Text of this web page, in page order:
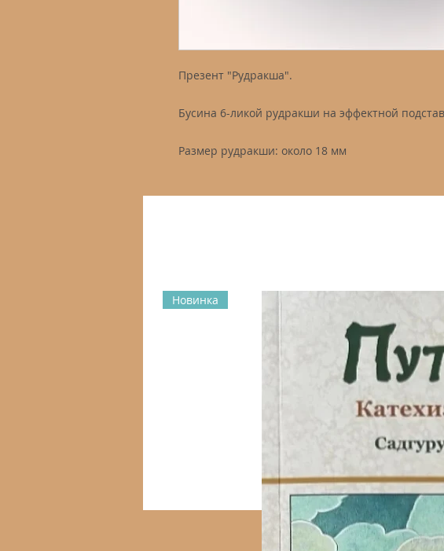
Презент "Рудракша".
Бусина 6-ликой рудракши на эффектной
Размер рудракши: около 18 мм
Новинка